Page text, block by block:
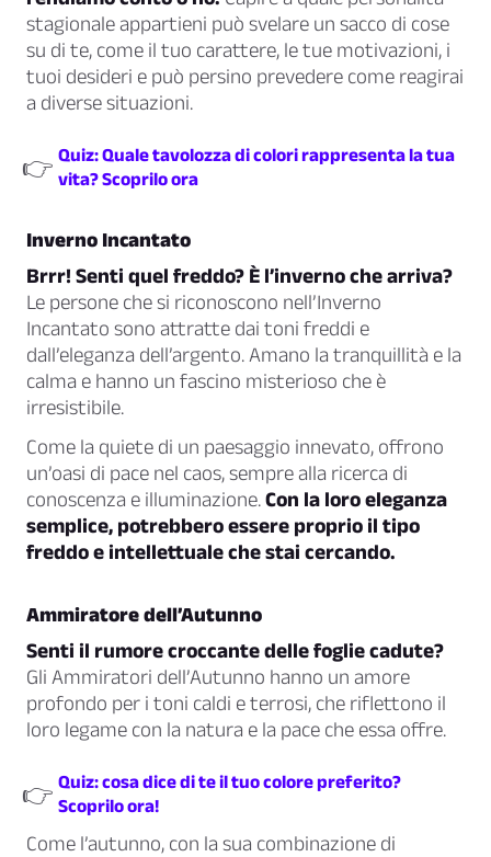
stagionale appartieni può svelare un sacco di cose
su di te, come il tuo carattere, le tue motivazioni, i
tuoi desideri e può persino prevedere come reagirai
a diverse situazioni.
👉 Quiz: Quale tavolozza di colori rappresenta la tua
vita? Scoprilo ora
Inverno Incantato
Brrr! Senti quel freddo? È l’inverno che arriva?
Le persone che si riconoscono nell’Inverno
Incantato sono attratte dai toni freddi e
dall’eleganza dell’argento. Amano la tranquillità e la
calma e hanno un fascino misterioso che è
irresistibile.
Come la quiete di un paesaggio innevato, offrono
un’oasi di pace nel caos, sempre alla ricerca di
conoscenza e illuminazione.Con la loro eleganza
semplice, potrebbero essere proprio il tipo
freddo e intellettuale che stai cercando.
Ammiratore dell’Autunno
Senti il rumore croccante delle foglie cadute?
Gli Ammiratori dell’Autunno hanno un amore
profondo per i toni caldi e terrosi, che riflettono il
loro legame con la natura e la pace che essa offre.
👉 Quiz: cosa dice di te il tuo colore preferito?
Scoprilo ora!
Come l’autunno, con la sua combinazione di